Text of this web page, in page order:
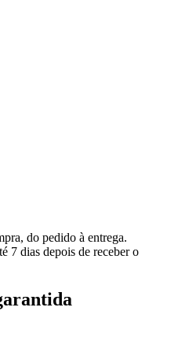
do pedido à entrega.
7 dias depois de receber o